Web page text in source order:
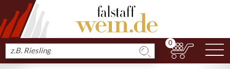
Produkt
suchen
0